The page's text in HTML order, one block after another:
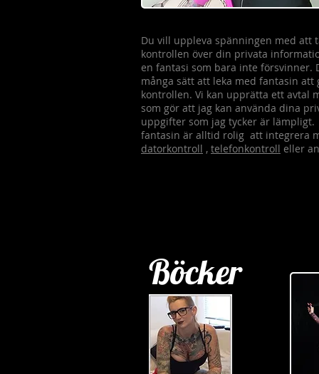
Du vill uppleva spänningen med att
kontrollen över din privata
en fantasi som bara inte försvinner.
många sätt att leka med fantasin att
kontrollen. Vi kan upprätta ett avtal
som gör att jag kan använda dina
uppgifter som jag tycker är
fantasin är alltid rolig att integrera
datorkontroll , telefonkontroll eller
Böcker